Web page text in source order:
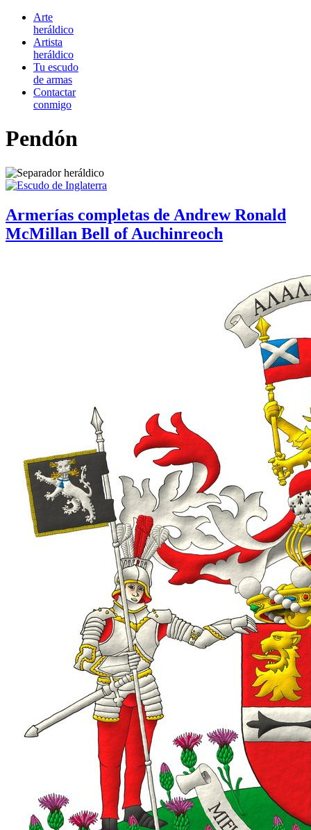
Arte
heráldico
Artista
heráldico
Tu escudo
de armas
Contactar
conmigo
Pendón
Armerías completas de Andrew Ronald
McMillan Bell of Auchinreoch